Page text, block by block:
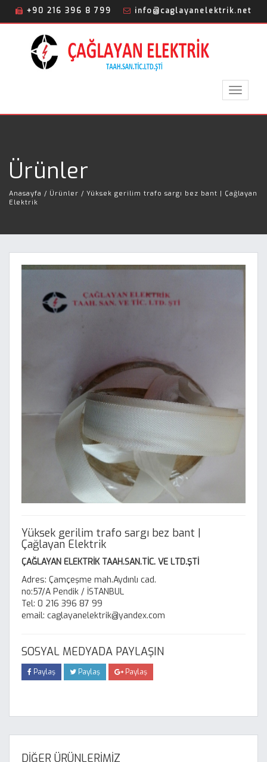
+90 216 396 8 799 info@caglayanelektrik.net
Toggle
Ürünler
Anasayfa / Ürünler / Yüksek gerilim trafo sargı bez bant | Çağlayan
Elektrik
Yüksek gerilim trafo sargı bez bant |
Çağlayan Elektrik
ÇAĞLAYAN ELEKTRİK TAAH.SAN.TİC. VE LTD.ŞTİ
Adres: Çamçeşme mah.Aydınlı cad.
no:57/A Pendik / İSTANBUL
Tel: 0 216 396 87 99
email: caglayanelektrik@yandex.com
SOSYAL MEDYADA PAYLAŞIN
Paylaş Paylaş Paylaş
DİĞER ÜRÜNLERİMİZ